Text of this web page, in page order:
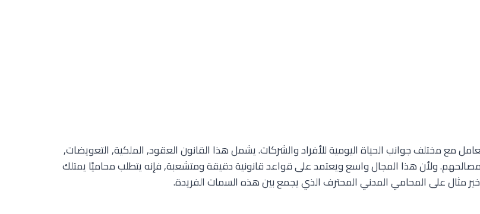
مع مختلف جوانب الحياة اليومية للأفراد والشركات. يشمل هذا القانون العقود, الملكية, التعويضات,
ولأن هذا المجال واسع ويعتمد على قواعد قانونية دقيقة ومتشعبة, فإنه يتطلب محاميًا يمتلك
مثال على المحامي المدني المحترف الذي يجمع بين هذه السمات الفريدة.